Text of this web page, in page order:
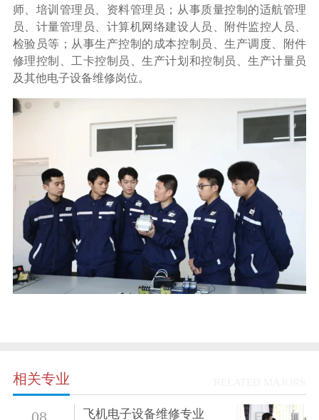
师、培训管理员、资料管理员；从事质量控制的适航管理
员、计量管理员、计算机网络建设人员、附件监控人员、
检验员等；从事生产控制的成本控制员、生产调度、附件
修理控制、工卡控制员、生产计划和控制员、生产计量员
及其他电子设备维修岗位。
相关专业
飞机电子设备维修专业